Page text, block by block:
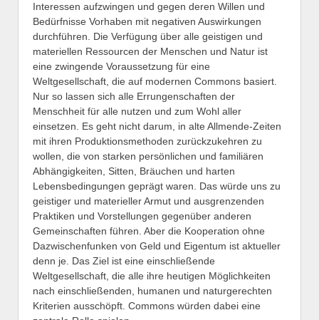
Interessen aufzwingen und gegen deren Willen und
Bedürfnisse Vorhaben mit negativen Auswirkungen
durchführen. Die Verfügung über alle geistigen und
materiellen Ressourcen der Menschen und Natur ist
eine zwingende Voraussetzung für eine
Weltgesellschaft, die auf modernen Commons basiert.
Nur so lassen sich alle Errungenschaften der
Menschheit für alle nutzen und zum Wohl aller
einsetzen. Es geht nicht darum, in alte Allmende-Zeiten
mit ihren Produktionsmethoden zurückzukehren zu
wollen, die von starken persönlichen und familiären
Abhängigkeiten, Sitten, Bräuchen und harten
Lebensbedingungen geprägt waren. Das würde uns zu
geistiger und materieller Armut und ausgrenzenden
Praktiken und Vorstellungen gegenüber anderen
Gemeinschaften führen. Aber die Kooperation ohne
Dazwischenfunken von Geld und Eigentum ist aktueller
denn je. Das Ziel ist eine einschließende
Weltgesellschaft, die alle ihre heutigen Möglichkeiten
nach einschließenden, humanen und naturgerechten
Kriterien ausschöpft. Commons würden dabei eine